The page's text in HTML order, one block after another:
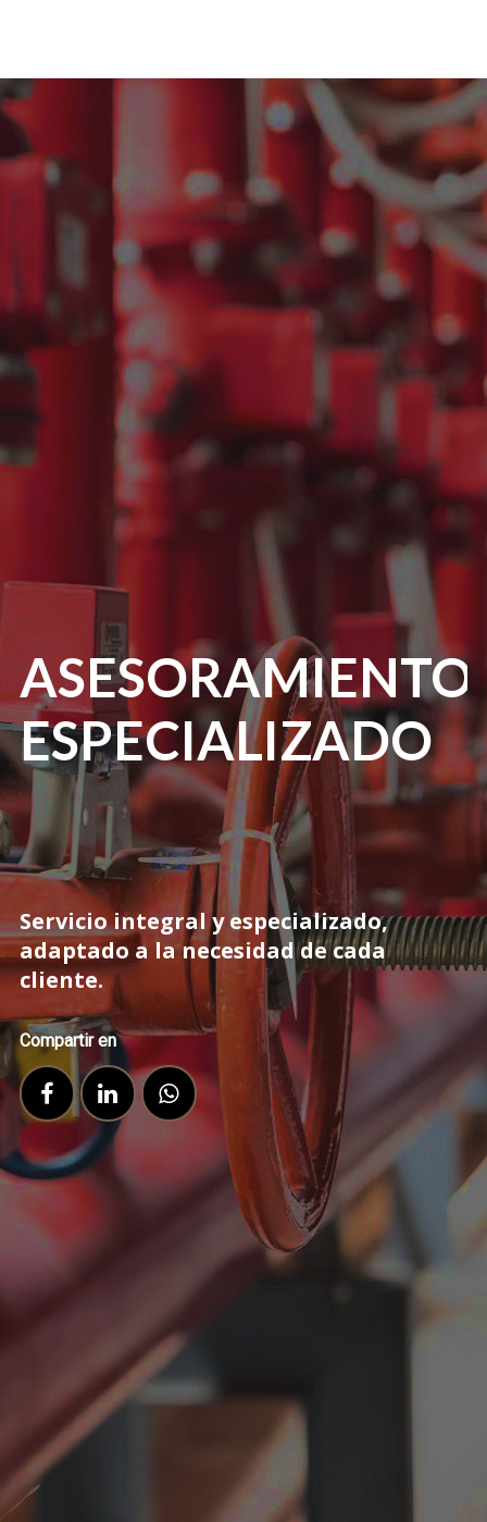
ASESORAMIENTO
ESPECIALIZADO
INGENIERÍA
EN
PROTECCIÓN
CONTRA
INCENDIO
Servicio integral y especializado,
adaptado a la necesidad de cada
cliente.
Compartir en